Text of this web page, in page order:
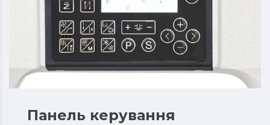
Панель керування